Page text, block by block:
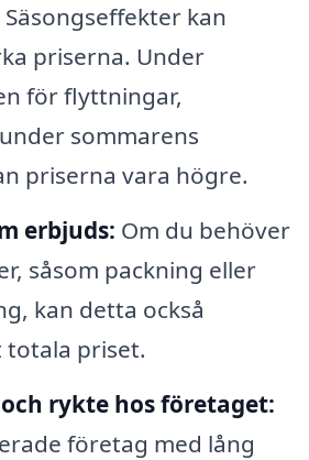
Säsongseffekter kan
priserna. Under
för flyttningar,
sommarens
priserna vara högre.
erbjuds: Om du behöver
såsom packning eller
kan detta också
totala priset.
rykte hos företaget:
företag med lång